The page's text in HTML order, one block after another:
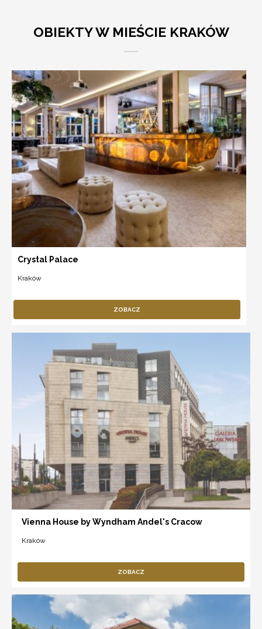
OBIEKTY W MIEŚCIE KRAKÓW
Crystal Palace
Kraków
ZOBACZ
Vienna House by Wyndham Andel's Cracow
Kraków
ZOBACZ